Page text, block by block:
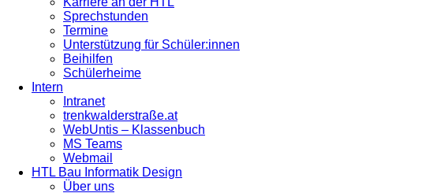
Sprechstunden
Termine
Unterstützung für Schüler:innen
Beihilfen
Schülerheime
Intern
Intranet
trenkwalderstraße.at
WebUntis – Klassenbuch
MS Teams
Webmail
HTL Bau Informatik Design
Über uns